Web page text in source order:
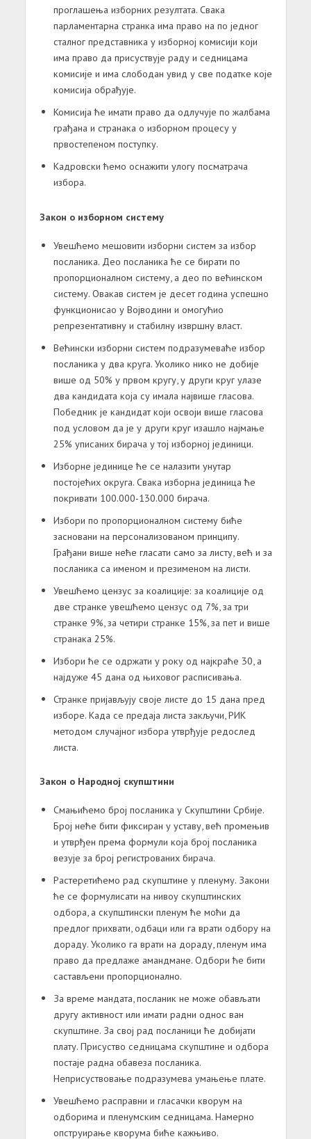
проглашења изборних резултата. Свака
парламентарна странка има право на по једног
сталног представника у изборној комисији који
има право да присуствује раду и седницама
комисије и има слободан увид у све податке које
комисија обрађује.
Комисија ће имати право да одлучује по жалбама
грађана и странака о изборном процесу у
првостепеном поступку.
Кадровски ћемо оснажити улогу посматрача
избора.
Закон о изборном систему
Увешћемо мешовити изборни систем за избор
посланика. Део посланика ће се бирати по
пропорционалном систему, а део по већинском
систему. Овакав систем је десет година успешно
функционисао у Војводини и омогућио
репрезентативну и стабилну извршну власт.
Већински изборни систем подразумеваће избор
посланика у два круга. Уколико нико не добије
више од 50% у првом кругу, у други круг улазе
два кандидата која су имала највише гласова.
Победник је кандидат који освоји више гласова
под условом да је у други круг изашло најмање
25% уписаних бирача у тој изборној јединици.
Изборне јединице ће се налазити унутар
постојећих округа. Свака изборна јединица ће
покривати 100.000-130.000 бирача.
Избори по пропорционалном систему биће
засновани на персонализованом принципу.
Грађани више неће гласати само за листу, већ и за
посланика са именом и презименом на листи.
Увешћемо цензус за коалиције: за коалиције од
две странке увешћемо цензус од 7%, за три
странке 9%, за четири странке 15%, за пет и више
странака 25%.
Избори ће се одржати у року од најкраће 30, а
најдуже 45 дана од њиховог расписивања.
Странке пријављују своје листе до 15 дана пред
изборе. Када се предаја листа закључи, РИК
методом случајног избора утврђује редослед
листа.
Закон о Народној скупштини
Смањићемо број посланика у Скупштини Србије.
Број неће бити фиксиран у уставу, већ промењив
и утврђен према формули која број посланика
везује за број регистрованих бирача.
Растеретићемо рад скупштине у пленуму. Закони
ће се формулисати на нивоу скупштинских
одбора, а скупштински пленум ће моћи да
предлог прихвати, одбаци или га врати одбору на
дораду. Уколико га врати на дораду, пленум има
право да предлаже амандмане. Одбори ће бити
састављени пропорционално.
За време мандата, посланик не може обављати
другу активност или имати радни однос ван
скупштине. За свој рад посланици ће добијати
плату. Присуство седницама скупштине и одбора
постаје радна обавеза посланика.
Неприсуствовање подразумева умањење плате.
Увешћемо расправни и гласачки кворум на
одборима и пленумским седницама. Намерно
опструирање кворума биће кажњиво.